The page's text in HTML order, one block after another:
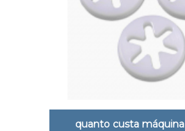
quanto custa